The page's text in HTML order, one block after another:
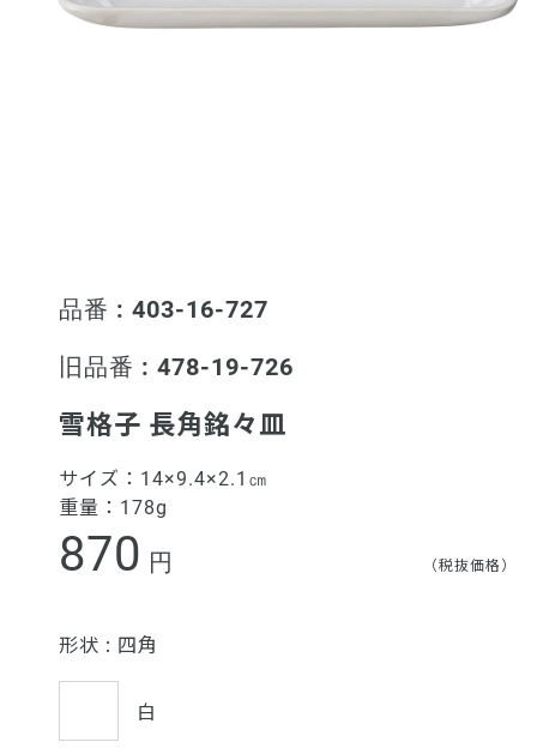
品番 : 403-16-727
旧品番 : 478-19-726
雪格子 長角銘々皿
サイズ： 14×9.4×2.1㎝
重量： 178g
870 円 （税抜価格）
形状 : 四角
白